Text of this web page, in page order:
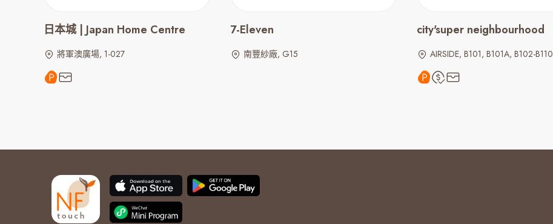
日本城 | Japan Home Centre
將軍澳廣場, 1-027
7-Eleven
南豐紗廠, G15
city'super neighbourhood
AIRSIDE, B101, B101A, B102-B110